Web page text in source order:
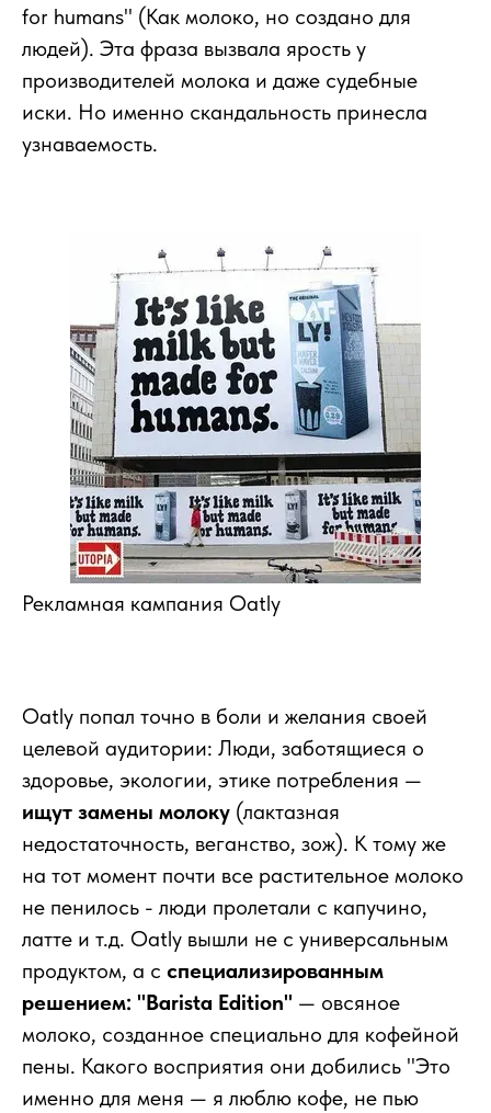
for humans" (Как молоко, но создано для
людей). Эта фраза вызвала ярость у
производителей молока и даже судебные
иски. Но именно скандальность принесла
узнаваемость.
Рекламная кампания Oatly
Oatly попал точно в боли и желания своей
целевой аудитории: Люди, заботящиеся о
здоровье, экологии, этике потребления —
ищут замены молоку (лактазная
недостаточность, веганство, зож). К тому же
на тот момент почти все растительное молоко
не пенилось - люди пролетали с капучино,
латте и т.д. Oatly вышли не с универсальным
продуктом, а с специализированным
решением: "Barista Edition" — овсяное
молоко, созданное специально для кофейной
пены. Какого восприятия они добились "Это
именно для меня — я люблю кофе, не пью